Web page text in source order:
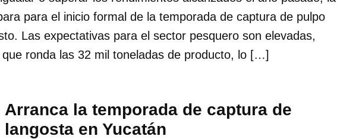
para el inicio formal de la temporada de captura de pulpo
Las expectativas para el sector pesquero son elevadas,
ronda las 32 mil toneladas de producto, lo […]
Arranca la temporada de captura de
langosta en Yucatán